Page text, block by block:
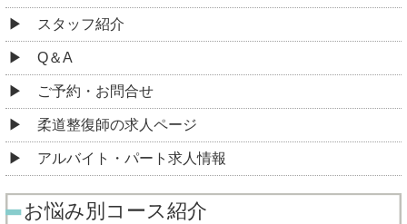
スタッフ紹介
Q＆A
ご予約・お問合せ
柔道整復師の求人ページ
アルバイト・パート求人情報
お悩み別コース紹介